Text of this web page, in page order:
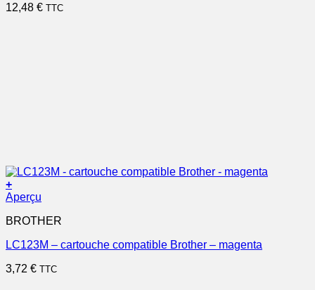
12,48 € TTC
+
Aperçu
BROTHER
LC123M – cartouche compatible Brother – magenta
3,72 € TTC